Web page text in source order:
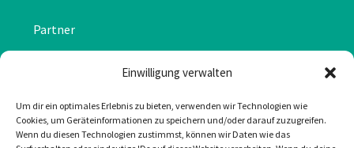
Einwilligung verwalten
Um dir ein optimales Erlebnis zu bieten, verwenden wir Technologien wie
Cookies, um Geräteinformationen zu speichern und/oder darauf zuzugreifen.
Wenn du diesen Technologien zustimmst, können wir Daten wie das
Partner
Impressum